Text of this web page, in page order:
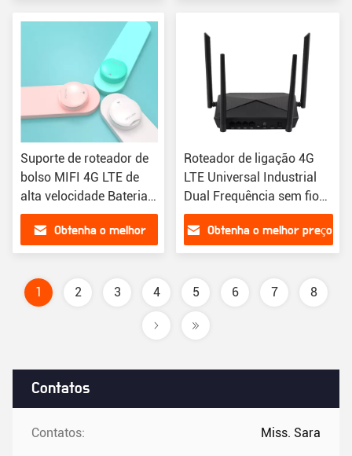
Contatos
Contatos: Miss. Sara
Suporte de roteador de
bolso MIFI 4G LTE de
alta velocidade Bateria
separável de 2100mAh
PedestalObtenha o melhor
Roteador de ligação 4G
LTE Universal Industrial
Dual Frequência sem fio
para escritório doméstico
Obtenha o melhor preço
1 2 3 4 5 6 7 8